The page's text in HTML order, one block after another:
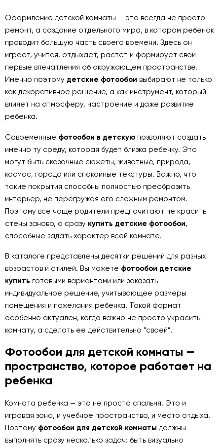
Оформление детской комнаты — это всегда не просто
ремонт, а создание отдельного мира, в котором ребенок
проводит большую часть своего времени. Здесь он
играет, учится, отдыхает, растет и формирует свои
первые впечатления об окружающем пространстве.
Именно поэтому детские фотообои выбирают не только
как декоративное решение, а как инструмент, который
влияет на атмосферу, настроение и даже развитие
ребенка.
Современные фотообои в детскую позволяют создать
именно ту среду, которая будет близка ребенку. Это
могут быть сказочные сюжеты, животные, природа,
космос, города или спокойные текстуры. Важно, что
такие покрытия способны полностью преобразить
интерьер, не перегружая его сложным ремонтом.
Поэтому все чаще родители предпочитают не красить
стены заново, а сразу купить детские фотообои,
способные задать характер всей комнате.
В каталоге представлены десятки решений для разных
возрастов и стилей. Вы можете фотообои детские
купить готовыми вариантами или заказать
индивидуальное решение, учитывающее размеры
помещения и пожелания ребенка. Такой формат
особенно актуален, когда важно не просто украсить
комнату, а сделать ее действительно “своей”.
Фотообои для детской комнаты —
пространство, которое работает на
ребенка
Комната ребенка — это не просто спальня. Это и
игровая зона, и учебное пространство, и место отдыха.
Поэтому фотообои для детской комнаты должны
выполнять сразу несколько задач: быть визуально